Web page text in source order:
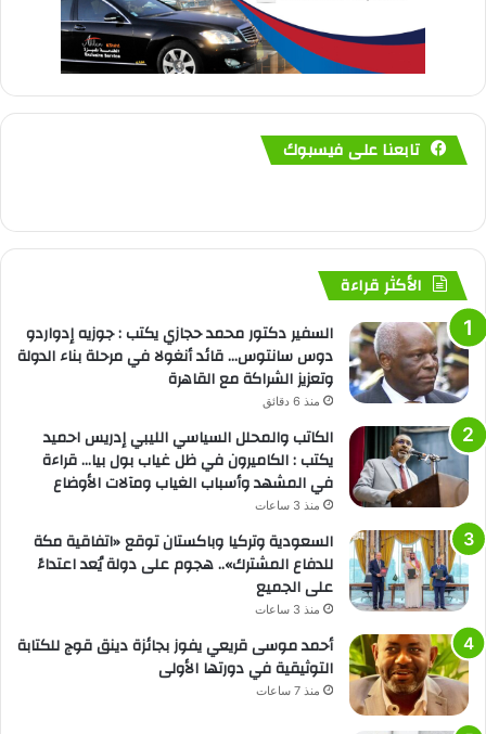
تابعنا على فيسبوك
الأكثر قراءة
السفير دكتور محمد حجازي يكتب : جوزيه إدواردو
دوس سانتوس… قائد أنغولا في مرحلة بناء الدولة
وتعزيز الشراكة مع القاهرة
منذ 6 دقائق
الكاتب والمحلل السياسي الليبي إدريس احميد
يكتب : الكاميرون في ظل غياب بول بيا… قراءة
في المشهد وأسباب الغياب ومآلات الأوضاع
منذ 3 ساعات
السعودية وتركيا وباكستان توقع «اتفاقية مكة
للدفاع المشترك».. هجوم على دولة يُعد اعتداءً
على الجميع
منذ 3 ساعات
أحمد موسى قريعي يفوز بجائزة دينق قوج للكتابة
التوثيقية في دورتها الأولى
منذ 7 ساعات